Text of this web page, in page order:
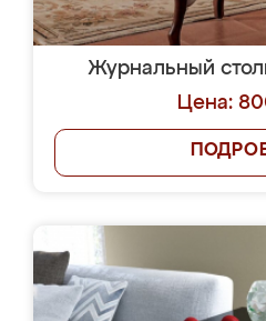
Журнальный
Цена: